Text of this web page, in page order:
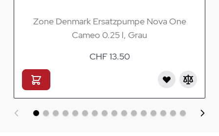
Zone Denmark Ersatzpumpe Nova One
Cameo 0.25 l, Grau
CHF 13.50